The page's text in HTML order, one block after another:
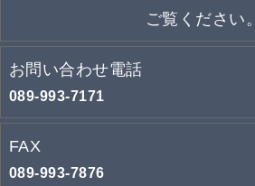
ご覧ください。
お問い合わせ電話
089-993-7171
FAX
089-993-7876